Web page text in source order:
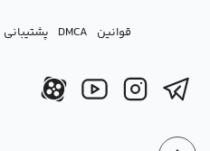
قوانین DMCA پشتیبانی